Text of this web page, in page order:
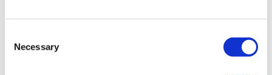
Selection
Necessary
Termini e Condizioni